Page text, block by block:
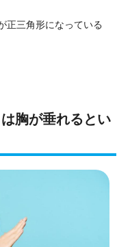
正三角形になっている
胸が垂れるとい